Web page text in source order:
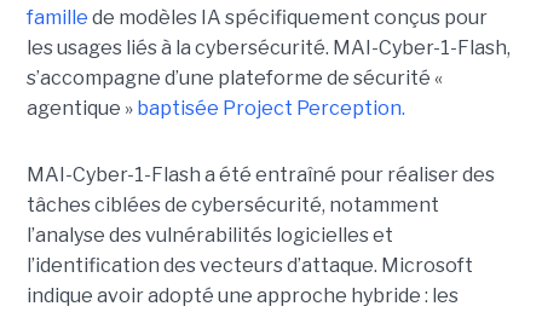
famille de modèles IA spécifiquement conçus pour
les usages liés à la cybersécurité. MAI-Cyber-1-Flash,
s’accompagne d’une plateforme de sécurité «
agentique » baptisée Project Perception.
MAI-Cyber-1-Flash a été entraîné pour réaliser des
tâches ciblées de cybersécurité, notamment
l’analyse des vulnérabilités logicielles et
l’identification des vecteurs d’attaque. Microsoft
indique avoir adopté une approche hybride : les